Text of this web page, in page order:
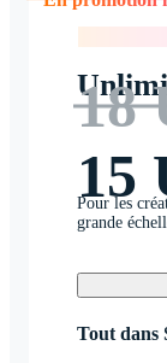
18
15
Pour les
grande
Tout dans